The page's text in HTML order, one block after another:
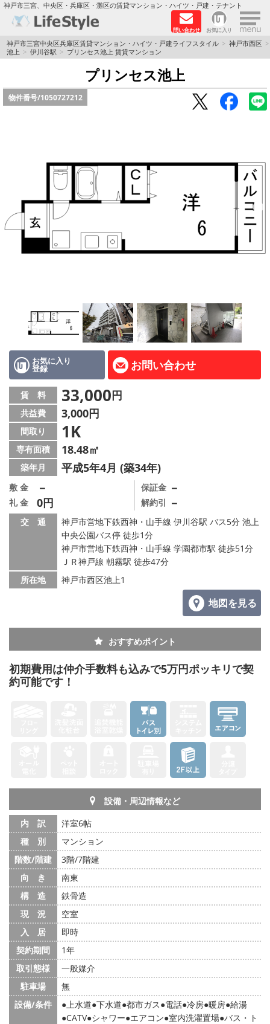
神戸市三宮、中央区・兵庫区・灘区の賃貸マンション・ハイツ・戸建・テナント
問い合わせ お気に入り ×
TOPページ
神戸の単身向けマンション特集
新築物件
リノベーション物件
ペット飼育可能
地図から探す
店舗情報·アクセス
会社概要
メールでお問い合わせ
神戸市三宮中央区兵庫区賃貸マンション・ハイツ・戸建ライフスタイル
神戸市西区
池上
伊川谷駅 プリンセス池上 賃貸マンション
プリンセス池上
物件番号/1050727212
お気に入り
登録 お問い合わせ
賃 料 33,000円
共益費 3,000円
間取り 1K
専有面積 18.48㎡
築年月 平成5年4月 (築34年)
敷 金 －
礼 金 0円
保証金 －
解約引 －
交 通
神戸市営地下鉄西神・山手線 伊川谷駅 バス5分 池上
中央公園バス停 徒歩1分
神戸市営地下鉄西神・山手線 学園都市駅 徒歩51分
ＪＲ神戸線 朝霧駅 徒歩47分
所在地
神戸市西区池上1
地図を見る
おすすめポイント
初期費用は仲介手数料も込みで5万円ポッキリで契
約可能です！
設備・周辺情報など
内 訳
洋室6帖
種 別
マンション
階数/階建
3階/7階建
向 き
南東
構 造
鉄骨造
現 況
空室
入 居
即時
契約期間
1年
取引態様
一般媒介
駐車場
無
設備/条件
上水道 下水道 都市ガス 電話 冷房 暖房 給湯
CATV シャワー エアコン 室内洗濯置場 バス・ト